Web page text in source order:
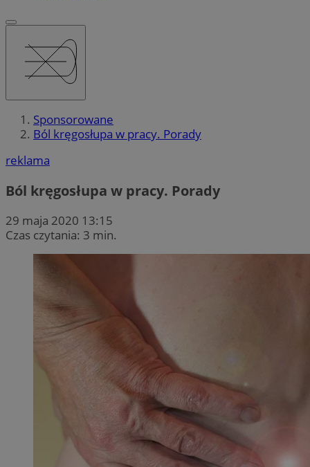
Sponsorowane
Ból kręgosłupa w pracy. Porady
reklama
Ból kręgosłupa w pracy. Porady
29 maja 2020 13:15
Czas czytania: 3 min.